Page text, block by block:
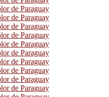
de Paraguay
de Paraguay
de Paraguay
de Paraguay
de Paraguay
de Paraguay
de Paraguay
de Paraguay
de Paraguay
de Paraguay